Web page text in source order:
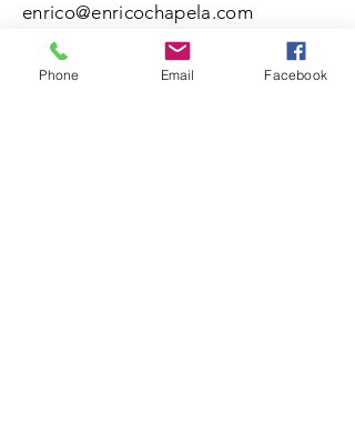
enrico@enricochapela.com
Phone Email Facebook